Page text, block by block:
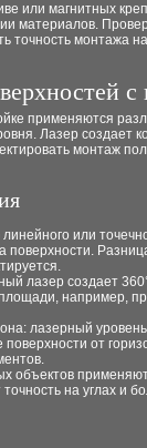
или магнитных
материалов.
точность монтажа
применяются
Лазер создает
монтаж
или
поверхности.
лазер создает
например,
лазерный
от
объектов
на углах и